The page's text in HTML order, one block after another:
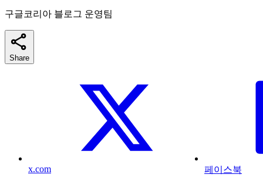
구글코리아 블로그 운영팀
Share
x.com 페이스북